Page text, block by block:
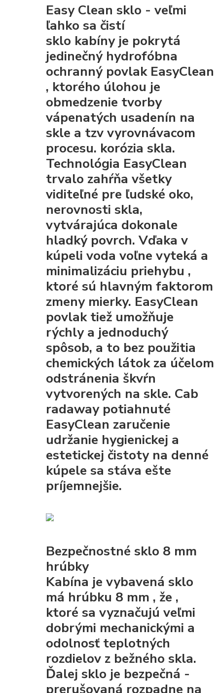
Easy Clean sklo - veľmi
ľahko sa čistí
sklo kabíny je pokrytá
jedinečný hydrofóbna
ochranný povlak EasyClean
, ktorého úlohou je
obmedzenie tvorby
vápenatých usadenín na
skle a tzv vyrovnávacom
procesu. korózia skla.
Technológia EasyClean
trvalo zahŕňa všetky
viditeľné pre ľudské oko,
nerovnosti skla,
vytvárajúca dokonale
hladký povrch. Vďakav
kúpeli voda voľne vyteká a
minimalizáciu priehybu ,
ktoré sú hlavným faktorom
zmeny mierky. EasyClean
povlak tiež umožňuje
rýchly a jednoduchý
spôsob, a to bez použitia
chemických látok za účelom
odstránenia škvŕn
vytvorených na skle. Cab
radaway potiahnuté
EasyClean zaručenie
udržanie hygienickej a
estetickej čistoty na denné
kúpele sa stáva ešte
príjemnejšie.
Bezpečnostné sklo 8 mm
hrúbky
Kabína je vybavenásklo
má hrúbku 8 mm , že ,
ktoré sa vyznačujú veľmi
dobrými mechanickými a
odolnosť teplotných
rozdielov z bežného skla.
Ďalej sklo je bezpečná -
prerušovaná rozpadne na